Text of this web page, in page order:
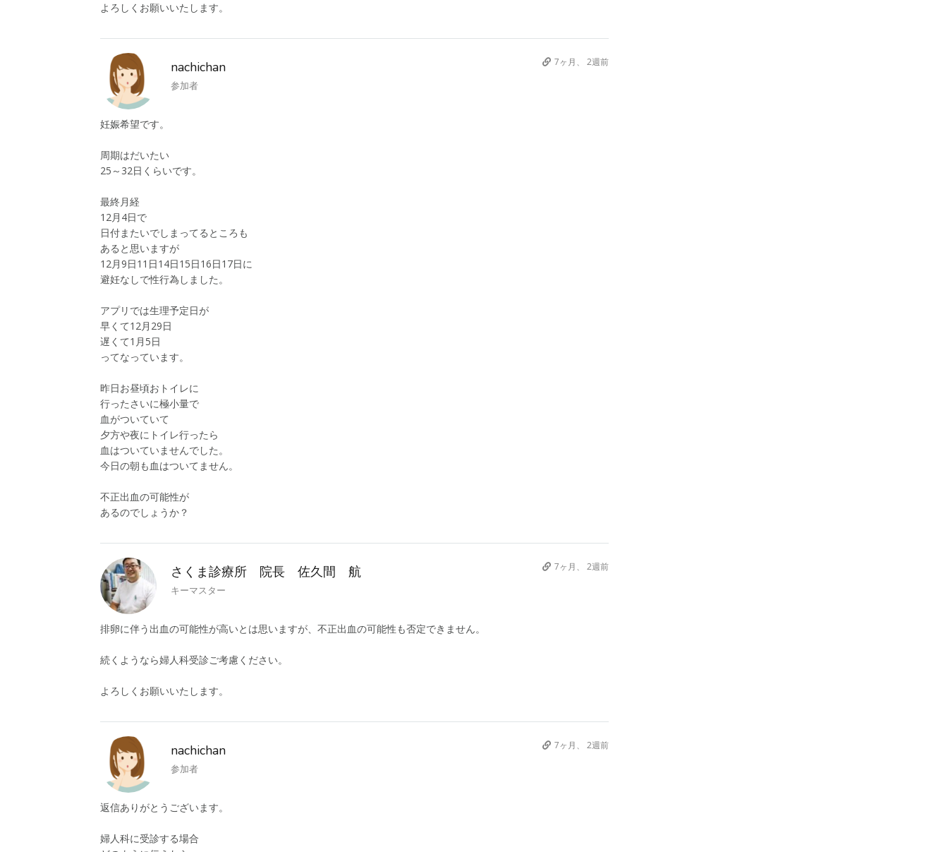
よろしくお願いいたします。
7ヶ月、 2週前
nachichan
参加者
妊娠希望です。
周期はだいたい
25～32日くらいです。
最終月経
12月4日で
日付またいでしまってるところも
あると思いますが
12月9日11日14日15日16日17日に
避妊なしで性行為しました。
アプリでは生理予定日が
早くて12月29日
遅くて1月5日
ってなっています。
昨日お昼頃おトイレに
行ったさいに極小量で
血がついていて
夕方や夜にトイレ行ったら
血はついていませんでした。
今日の朝も血はついてません。
不正出血の可能性が
あるのでしょうか？
7ヶ月、 2週前
さくま診療所 院長 佐久間 航
キーマスター
排卵に伴う出血の可能性が高いとは思いますが、不正出血の可能性も否定できません。
続くようなら婦人科受診ご考慮ください。
よろしくお願いいたします。
7ヶ月、 2週前
nachichan
参加者
返信ありがとうございます。
婦人科に受診する場合